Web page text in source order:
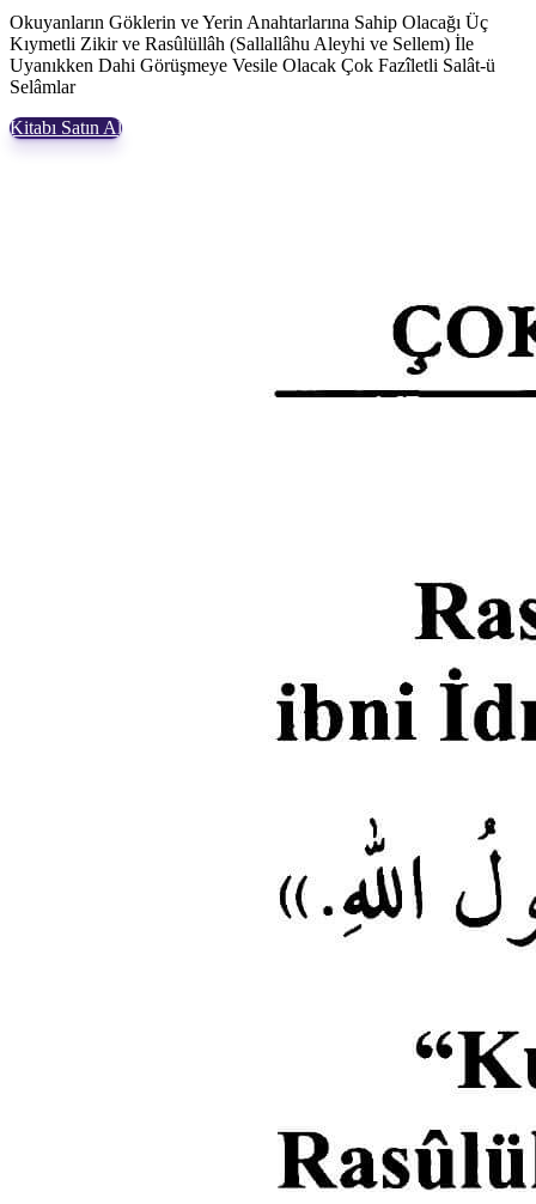
Okuyanların Göklerin ve Yerin Anahtarlarına Sahip Olacağı Üç
Kıymetli Zikir ve Rasûlüllâh (Sallallâhu Aleyhi ve Sellem) İle
Uyanıkken Dahi Görüşmeye Vesile Olacak Çok Fazîletli Salât-ü
Selâmlar
Kitabı Satın Al